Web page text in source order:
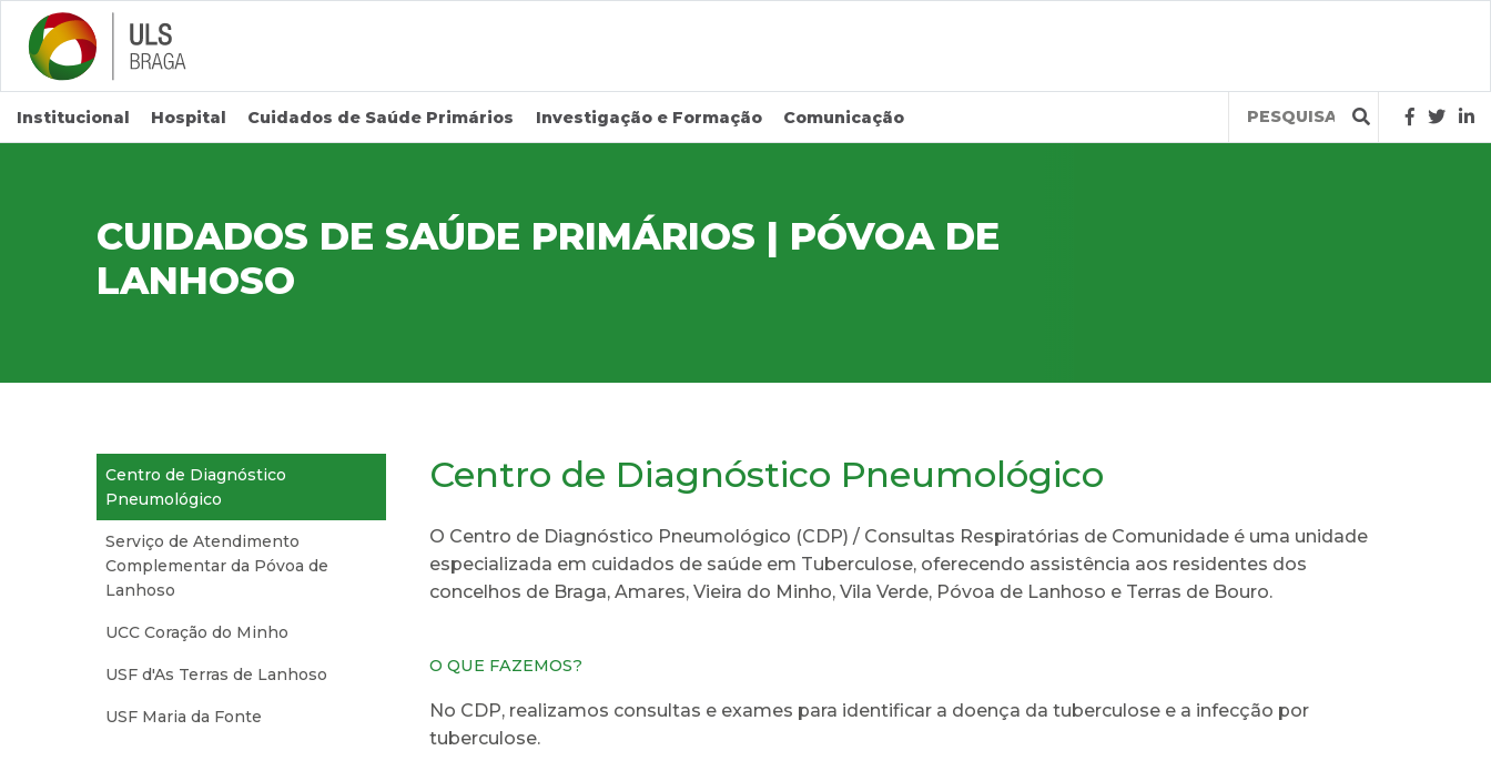
Saltar para conteúdo principal
Institucional Hospital Cuidados de Saúde Primários Investigação e Formação Comunicação
Query
CUIDADOS DE SAÚDE PRIMÁRIOS | PÓVOA DE
LANHOSO
Centro de Diagnóstico
Pneumológico
Serviço de Atendimento
Complementar da Póvoa de
Lanhoso
UCC Coração do Minho
USF d'As Terras de Lanhoso
USF Maria da Fonte
Centro de Diagnóstico Pneumológico
O Centro de Diagnóstico Pneumológico (CDP) / Consultas Respiratórias de Comunidade é uma unidade
especializada em cuidados de saúde em Tuberculose, oferecendo assistência aos residentes dos
concelhos de Braga, Amares, Vieira do Minho, Vila Verde, Póvoa de Lanhoso e Terras de Bouro.
O QUE FAZEMOS?
No CDP, realizamos consultas e exames para identificar a doença da tuberculose e a infecção por
tuberculose.